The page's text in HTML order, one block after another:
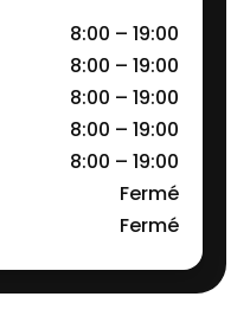
8:00 – 19:00
8:00 – 19:00
8:00 – 19:00
8:00 – 19:00
8:00 – 19:00
Fermé
Fermé